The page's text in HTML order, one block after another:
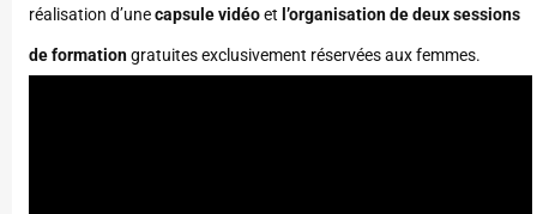
réalisation d’unecapsule vidéoet l’organisation de deux sessions
de formationgratuites exclusivement réservées aux femmes.